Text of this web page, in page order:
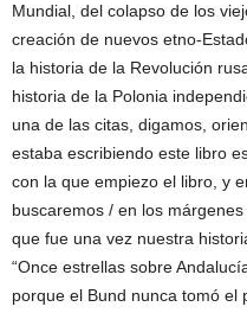
Mundial, del colapso de los
creación de nuevos etno-
la historia de la Revolución
historia de la Polonia
una de las citas, digamos,
estaba escribiendo este libro
con la que empiezo el libro, y
buscaremos / en los
que fue una vez nuestra
“Once estrellas sobre
porque el Bund nunca tomó el